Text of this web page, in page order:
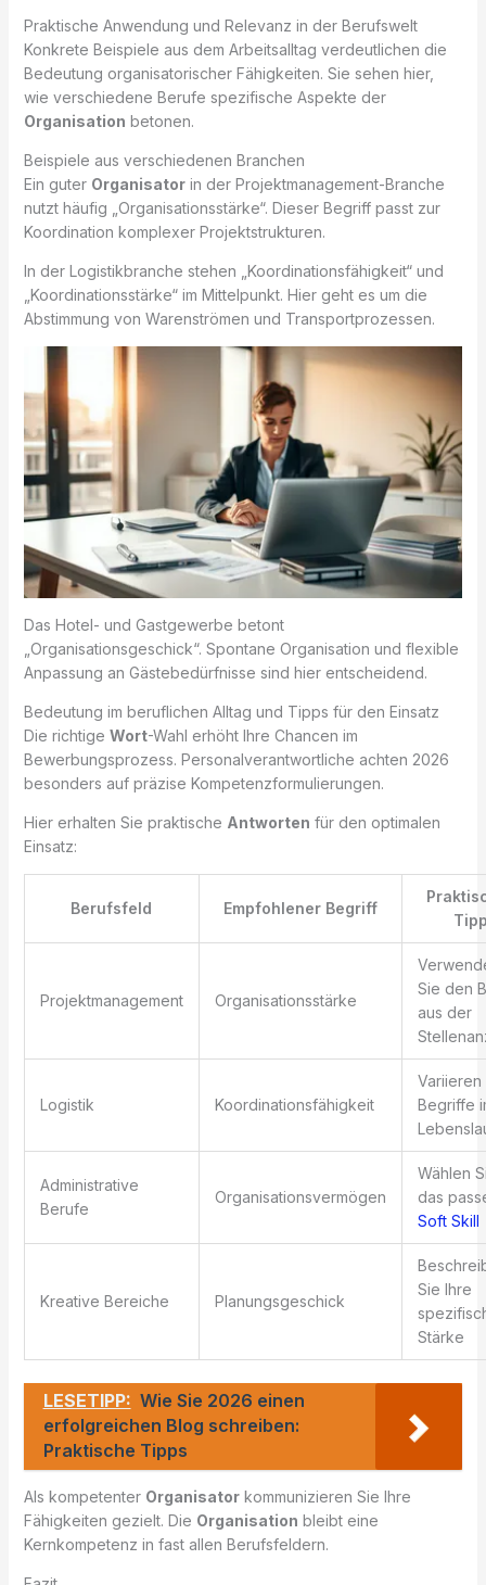
Praktische Anwendung und Relevanz in der Berufswelt
Konkrete Beispiele aus dem Arbeitsalltag verdeutlichen die
Bedeutung organisatorischer Fähigkeiten. Sie sehen hier,
wie verschiedene Berufe spezifische Aspekte der
Organisation betonen.
Beispiele aus verschiedenen Branchen
Ein guter Organisatorin der Projektmanagement-Branche
nutzt häufig „Organisationsstärke“. Dieser Begriff passt zur
Koordination komplexer Projektstrukturen.
In der Logistikbranche stehen „Koordinationsfähigkeit“ und
„Koordinationsstärke“ im Mittelpunkt. Hier geht es um die
Abstimmung von Warenströmen und Transportprozessen.
Das Hotel- und Gastgewerbe betont
„Organisationsgeschick“. Spontane Organisation und flexible
Anpassung an Gästebedürfnisse sind hier entscheidend.
Bedeutung im beruflichen Alltag und Tipps für den Einsatz
Die richtige Wort-Wahl erhöht Ihre Chancen im
Bewerbungsprozess. Personalverantwortliche achten 2026
besonders auf präzise Kompetenzformulierungen.
Hier erhalten Sie praktische Antworten für den optimalen
Einsatz:
Berufsfeld Empfohlener Begriff
Projektmanagement Organisationsstärke
Sie den
aus der
Logistik Koordinationsfähigkeit
Variieren
Begriffe
Administrative
Berufe
Organisationsvermögen
Wählen
das
Soft Skill
Kreative Bereiche Planungsgeschick
Sie Ihre
Stärke
LESETIPP: Wie Sie 2026 einen
erfolgreichen Blog schreiben:
Praktische Tipps
Als kompetenter Organisatorkommunizieren Sie Ihre
Fähigkeiten gezielt. Die Organisation bleibt eine
Kernkompetenz in fast allen Berufsfeldern.